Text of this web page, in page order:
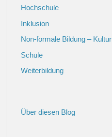
Hochschule
Inklusion
Non-formale Bildung – Kultur
Schule
Weiterbildung
Über diesen Blog